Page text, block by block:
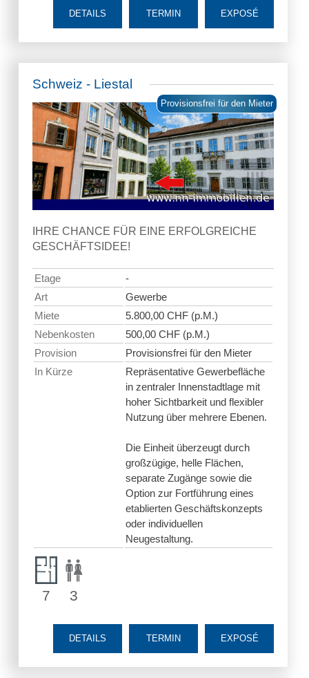
EXPOSÉ
TERMIN
DETAILS
Schweiz - Liestal
Provisionsfrei für den Mieter
IHRE CHANCE FÜR EINE ERFOLGREICHE
GESCHÄFTSIDEE!
Etage
-
Art
Gewerbe
Miete
5.800,00 CHF (p.M.)
Nebenkosten
500,00 CHF (p.M.)
Provision
Provisionsfrei für den Mieter
In Kürze
Repräsentative Gewerbefläche
in zentraler Innenstadtlage mit
hoher Sichtbarkeit und flexibler
Nutzung über mehrere Ebenen.
Die Einheit überzeugt durch
großzügige, helle Flächen,
separate Zugänge sowie die
Option zur Fortführung eines
etablierten Geschäftskonzepts
oder individuellen
Neugestaltung.
7 3
EXPOSÉ
TERMIN
DETAILS